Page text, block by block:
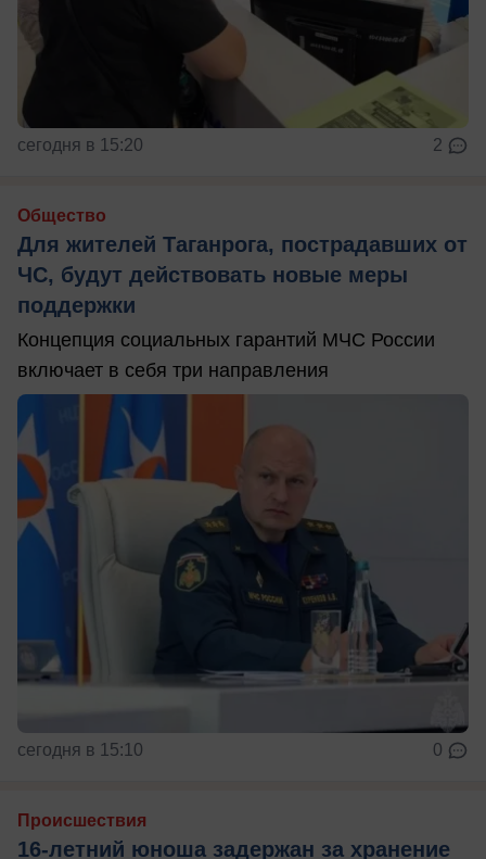
сегодня в 15:20 2
Общество
Для жителей Таганрога, пострадавших от
ЧС, будут действовать новые меры
поддержки
Концепция социальных гарантий МЧС России
включает в себя три направления
сегодня в 15:10 0
Происшествия
16-летний юноша задержан за хранение